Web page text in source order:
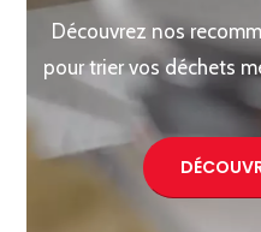
Découvrez nos
pour trier vos déchets